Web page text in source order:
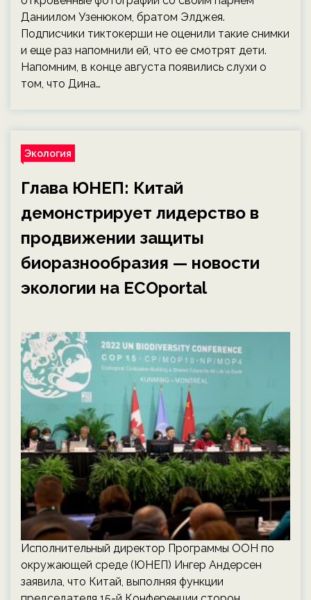
Даниилом Узенюком, братом Элджея.
Подписчики тиктокерши не оценили такие снимки
и еще раз напомнили ей, что ее смотрят дети.
Напомним, в конце августа появились слухи о
том, что Дина…
Экология
Глава ЮНЕП: Китай
демонстрирует лидерство в
продвижении защиты
биоразнообразия — новости
экологии на ECOportal
Исполнительный директор Программы ООН по
окружающей среде (ЮНЕП) Ингер Андерсен
заявила, что Китай, выполняя функции